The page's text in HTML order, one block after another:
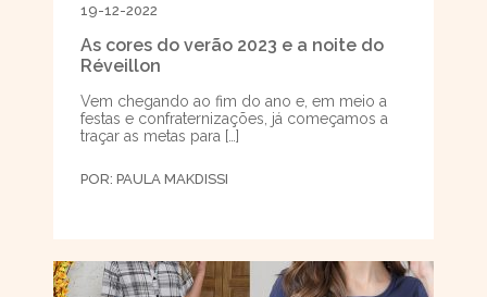
19-12-2022
As cores do verão 2023 e a noite do
Réveillon
Vem chegando ao fim do ano e, em meio a
festas e confraternizações, já começamos a
traçar as metas para […]
POR: PAULA MAKDISSI